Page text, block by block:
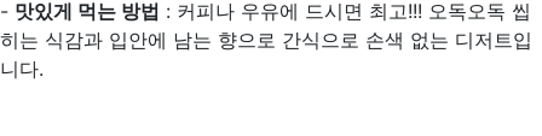
- 맛있게 먹는 방법 : 커피나 우유에 드시면 최고!!! 오독오독 씹
히는 식감과 입안에 남는 향으로 간식으로 손색 없는 디저트입
니다.